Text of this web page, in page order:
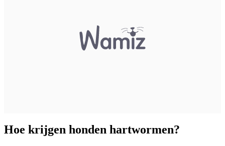
Hoe krijgen honden hartwormen?